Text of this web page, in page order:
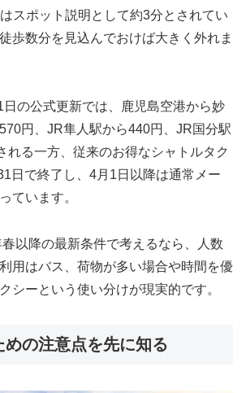
スポット説明として約3分とされてい
歩数分を見込んでおけば大きく外れま
日の公式更新では、鹿児島空港から妙
円、JR隼人駅から440円、JR国分駅
れる一方、従来のお得なシャトルタク
日で終了し、4月1日以降は通常メー
ています。
以降の最新条件で考えるなら、人数
用はバス、荷物が多い場合や時間を優
シーという使い分けが現実的です。
めの注意点を先に知る